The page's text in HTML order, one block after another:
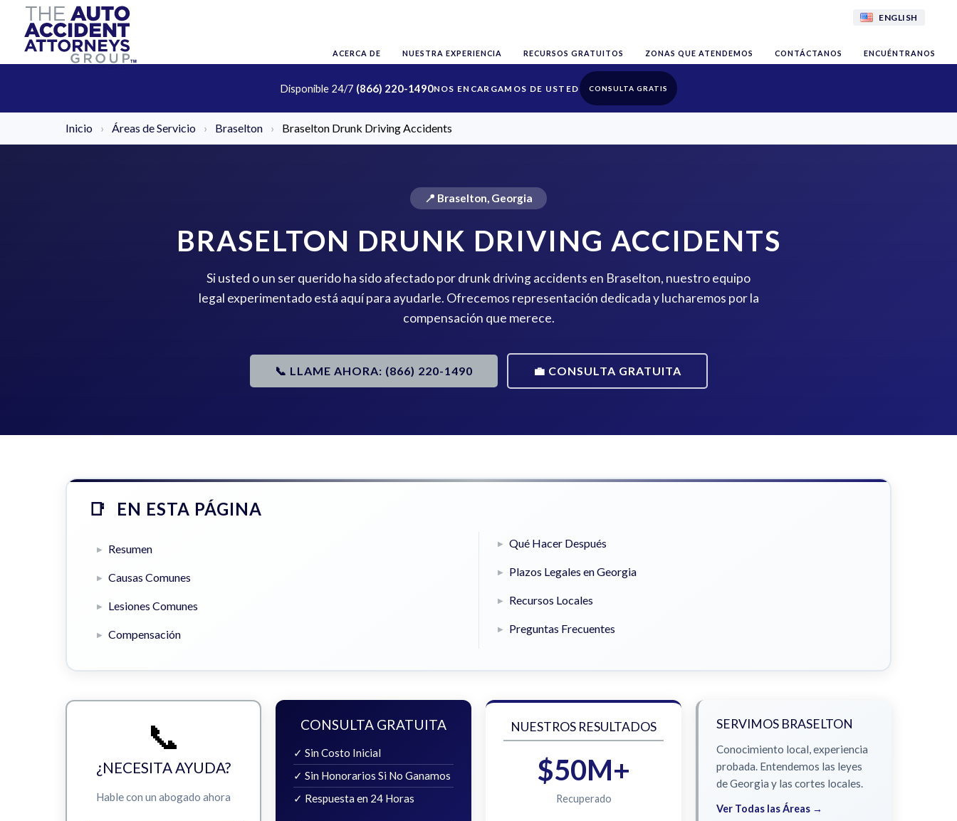
ENGLISH
ACERCA DE NUESTRA EXPERIENCIA RECURSOS GRATUITOS ZONAS QUE ATENDEMOS CONTÁCTANOS ENCUÉNTRANOS
Disponible 24/7 (866) 220-1490 CONSULTA GRATIS
Inicio › Áreas de Servicio › Braselton › Braselton Drunk Driving Accidents
📍 Braselton, Georgia
BRASELTON DRUNK DRIVING ACCIDENTS
Si usted o un ser querido ha sido afectado por drunk driving accidents en Braselton, nuestro equipo
legal experimentado está aquí para ayudarle. Ofrecemos representación dedicada y lucharemos por la
compensación que merece.
📞 LLAME AHORA: (866) 220-1490 💼 CONSULTA GRATUITA
EN ESTA PÁGINA
Resumen
Causas Comunes
Lesiones Comunes
Compensación
Qué Hacer Después
Plazos Legales en Georgia
Recursos Locales
Preguntas Frecuentes
📞
¿NECESITA AYUDA?
Hable con un abogado ahora
CONSULTA GRATUITA
✓ Sin Costo Inicial
✓ Sin Honorarios Si No Ganamos
✓ Respuesta en 24 Horas
NUESTROS RESULTADOS
$50M+
Recuperado
SERVIMOS BRASELTON
Conocimiento local, experiencia
probada. Entendemos las leyes
de Georgia y las cortes locales.
Ver Todas las Áreas →